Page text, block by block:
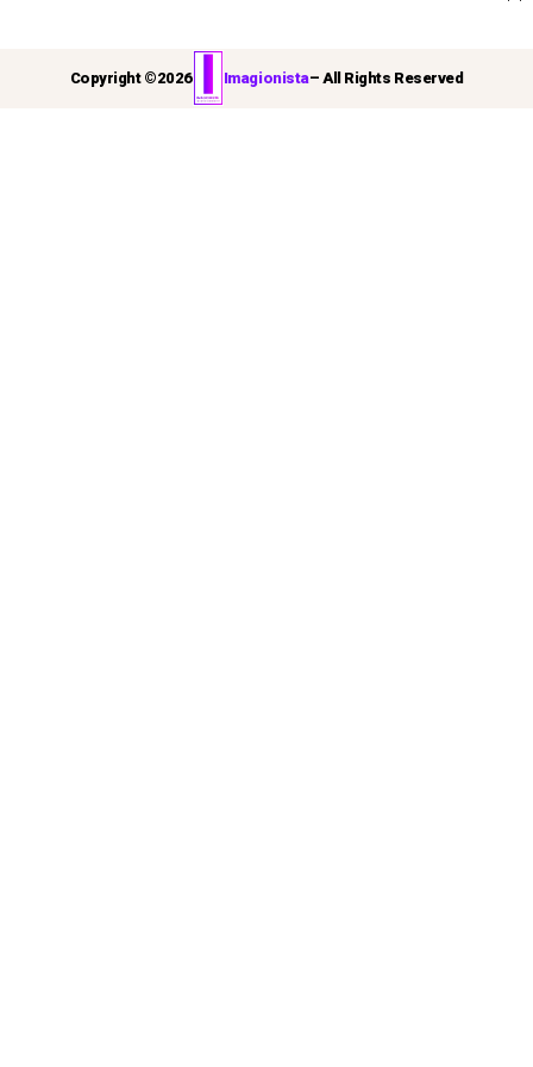
Copyright ©2026 Imagionista– All Rights Reserved